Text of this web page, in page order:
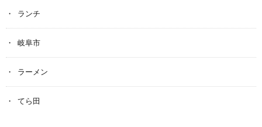
ランチ
岐阜市
ラーメン
てら田